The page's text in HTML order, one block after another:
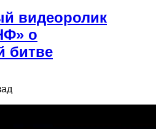
видеоролик
о
битве